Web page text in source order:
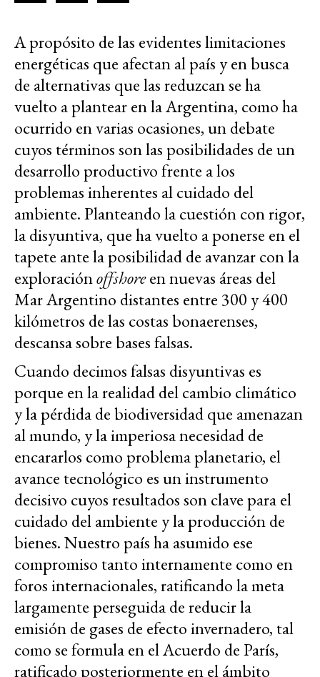
A propósito de las evidentes limitaciones
energéticas que afectan al país y en busca
de alternativas que las reduzcan se ha
vuelto a plantear en la Argentina, como ha
ocurrido en varias ocasiones, un debate
cuyos términos son las posibilidades de un
desarrollo productivo frente a los
problemas inherentes al cuidado del
ambiente. Planteando la cuestión con rigor,
la disyuntiva, que ha vuelto a ponerse en el
tapete ante la posibilidad de avanzar con la
exploraciónoffshoreen nuevas áreas del
Mar Argentino distantes entre 300 y 400
kilómetros de las costas bonaerenses,
descansa sobre bases falsas.
Cuando decimos falsas disyuntivas es
porque en la realidad del cambio climático
y la pérdida de biodiversidad que amenazan
al mundo, y la imperiosa necesidad de
encararlos como problema planetario, el
avance tecnológico es un instrumento
decisivo cuyos resultados son clave para el
cuidado del ambiente y la producción de
bienes. Nuestro país ha asumido ese
compromiso tanto internamente como en
foros internacionales, ratificando la meta
largamente perseguida de reducir la
emisión de gases de efecto invernadero, tal
como se formula en el Acuerdo de París,
ratificado posteriormente en el ámbito